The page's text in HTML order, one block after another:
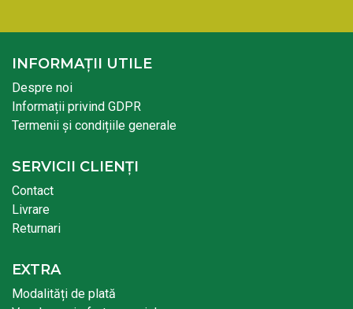
INFORMAȚII UTILE
Despre noi
Informații privind GDPR
Termenii și condițiile generale
SERVICII CLIENȚI
Contact
Livrare
Returnari
EXTRA
Modalități de plată